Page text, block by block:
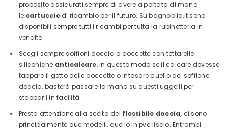
proposito assicurati sempre di avere a portata di mano
le cartucciedi ricambio per il futuro. Su bagnoclic.it sono
disponibili sempre tutti i ricambi per tutta la rubinetteria in
vendita.
Scegli sempre soffioni doccia o doccette con tettarelle
siliconiche anticalcare, in questo modo se il calcare dovesse
tappare il getto delle doccette o intasare quello del soffione
doccia, basterà passare la mano su questi uggelli per
stapparli in facilità.
Presta attenzione alla scelta del flessibile doccia, ci sono
principalmente due modelli, quello in pvc liscio. Entrambi